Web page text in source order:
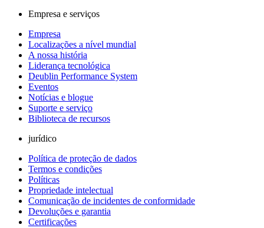
Empresa e serviços
Empresa
Localizações a nível mundial
A nossa história
Liderança tecnológica
Deublin Performance System
Eventos
Notícias e blogue
Suporte e serviço
Biblioteca de recursos
jurídico
Política de proteção de dados
Termos e condições
Políticas
Propriedade intelectual
Comunicação de incidentes de conformidade
Devoluções e garantia
Certificações